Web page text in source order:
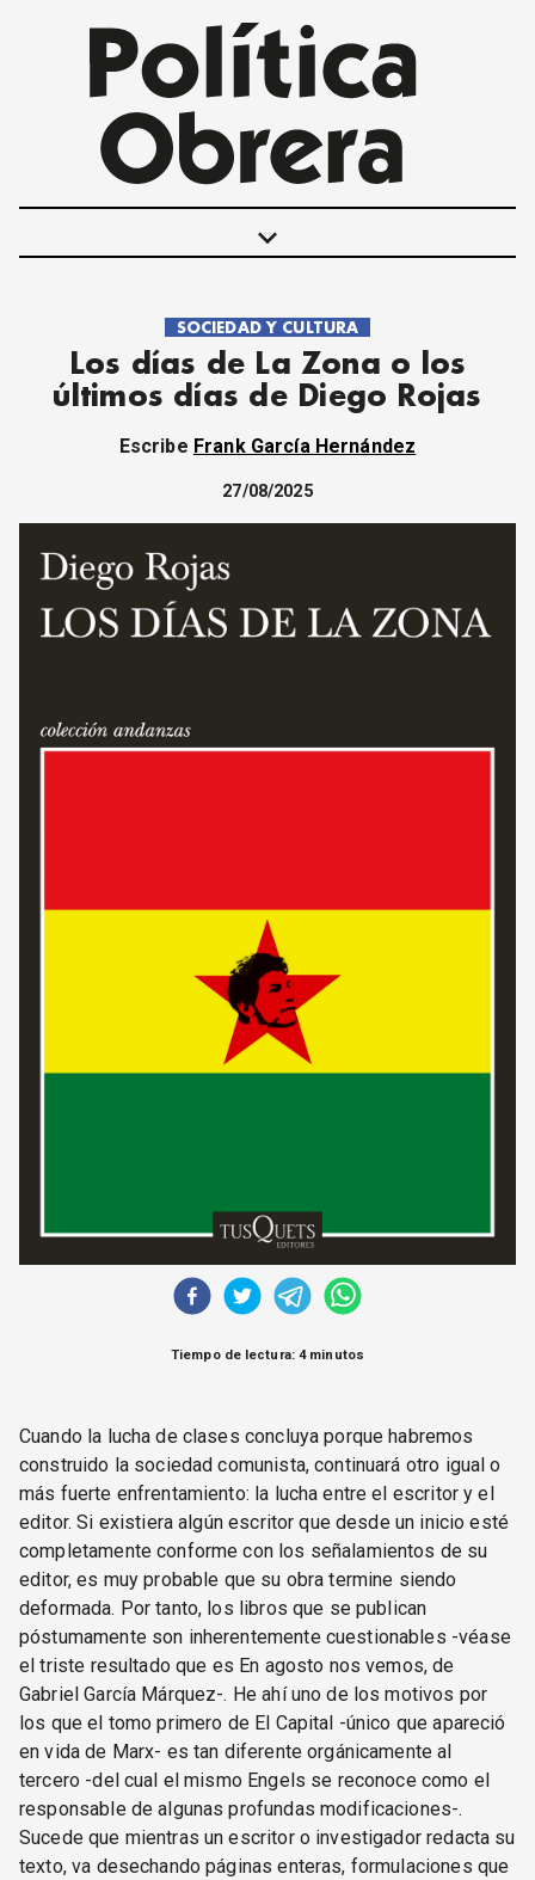
keyboard_arrow_down
POLÍTICAS
INTERNACIONALES
MOVIMIENTO OBRERO
ECONOMÍA
SOCIEDAD Y CULTURA
JUVENTUD
CORREO DE LECTORES
ARCHIVO
Política Obrera Revista
SOCIEDAD Y CULTURA
Los días de La Zona o los
últimos días de Diego Rojas
Escribe Frank García Hernández
27/08/2025
Tiempo de lectura: 4 minutos
Cuando la lucha de clases concluya porque habremos
construido la sociedad comunista, continuará otro igual o
más fuerte enfrentamiento: la lucha entre el escritor y el
editor. Si existiera algún escritor que desde un inicio esté
completamente conforme con los señalamientos de su
editor, es muy probable que su obra termine siendo
deformada. Por tanto, los libros que se publican
póstumamente son inherentemente cuestionables -véase
el triste resultado que es En agosto nos vemos, de
Gabriel García Márquez-. He ahí uno de los motivos por
los que el tomo primero de El Capital -único que apareció
en vida de Marx- es tan diferente orgánicamente al
tercero -del cual el mismo Engels se reconoce como el
responsable de algunas profundas modificaciones-.
Sucede que mientras un escritor o investigador redacta su
texto, va desechando páginas enteras, formulaciones que